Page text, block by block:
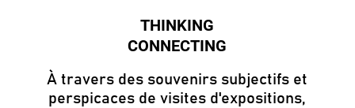
À travers des souvenirs subjectifs et
perspicaces de visites d'expositions,